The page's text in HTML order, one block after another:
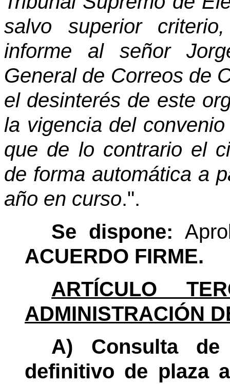
salvo superior
informe al señor
General de Correos de
el desinterés de este
la vigencia del
que de lo contrario el
de forma automática a
año en curso.".
Se dispone:
ACUERDO FIRME.
ARTÍCULO
ADMINISTRACIÓN
A) Consulta de
definitivo de plaza